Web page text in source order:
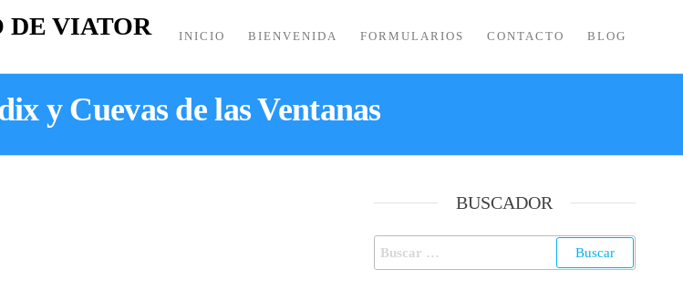
DE VIATOR INICIO BIENVENIDA FORMULARIOS CONTACTO BLOG
y Cuevas de las Ventanas
BUSCADOR